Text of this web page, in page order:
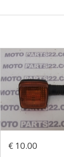
€ 10.00